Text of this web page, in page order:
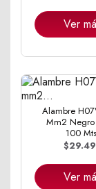
Ver
Alambre
Mm2 Negro
100
Ver